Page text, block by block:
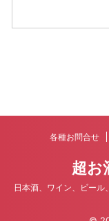
各種お問合せ
超お
日本酒、ワイン、ビー